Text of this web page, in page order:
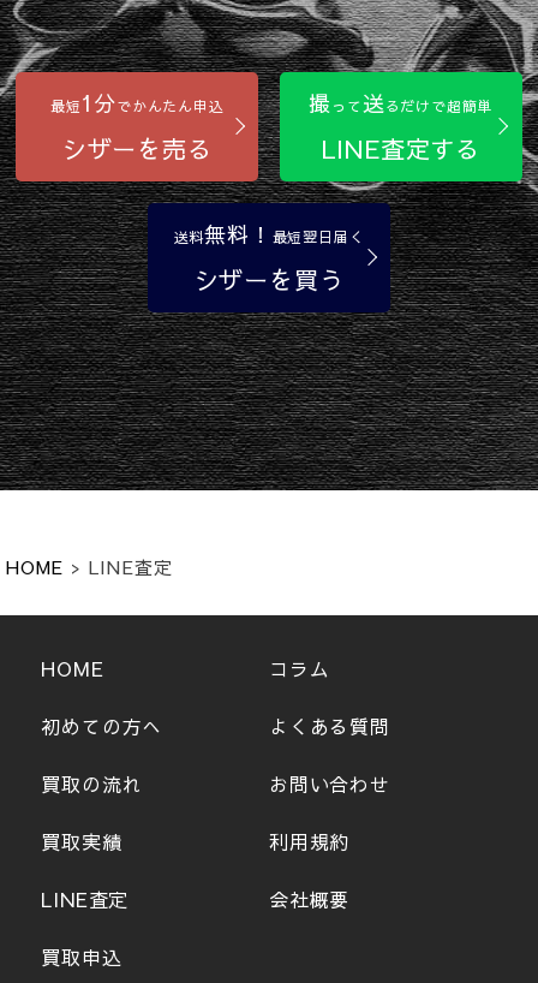
最短1分でかんたん申込
シザーを売る
撮 って送るだけで超簡単
LINE査定する
送料無料！ 最短翌日届く
シザーを買う
HOME > LINE査定
HOME
初めての方へ
買取の流れ
買取実績
LINE査定
買取申込
コラム
よくある質問
お問い合わせ
利用規約
会社概要